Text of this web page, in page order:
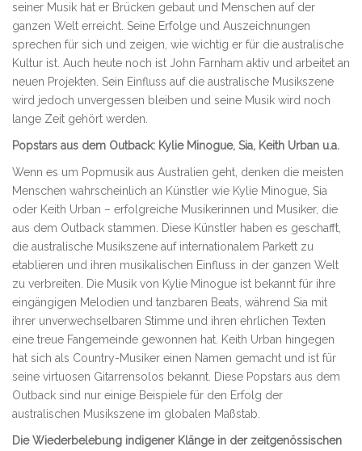
seiner Musik hat er Brücken gebaut und Menschen auf der
ganzen Welt erreicht. Seine Erfolge und Auszeichnungen
sprechen für sich und zeigen, wie wichtig er für die australische
Kultur ist. Auch heute noch ist John Farnham aktiv und arbeitet an
neuen Projekten. Sein Einfluss auf die australische Musikszene
wird jedoch unvergessen bleiben und seine Musik wird noch
lange Zeit gehört werden.
Popstars aus dem Outback: Kylie Minogue, Sia, Keith Urban u.a.
Wenn es um Popmusik aus Australien geht, denken die meisten
Menschen wahrscheinlich an Künstler wie Kylie Minogue, Sia
oder Keith Urban – erfolgreiche Musikerinnen und Musiker, die
aus dem Outback stammen. Diese Künstler haben es geschafft,
die australische Musikszene auf internationalem Parkett zu
etablieren und ihren musikalischen Einfluss in der ganzen Welt
zu verbreiten. Die Musik von Kylie Minogue ist bekannt für ihre
eingängigen Melodien und tanzbaren Beats, während Sia mit
ihrer unverwechselbaren Stimme und ihren ehrlichen Texten
eine treue Fangemeinde gewonnen hat. Keith Urban hingegen
hat sich als Country-Musiker einen Namen gemacht und ist für
seine virtuosen Gitarrensolos bekannt. Diese Popstars aus dem
Outback sind nur einige Beispiele für den Erfolg der
australischen Musikszene im globalen Maßstab.
Die Wiederbelebung indigener Klänge in der zeitgenössischen